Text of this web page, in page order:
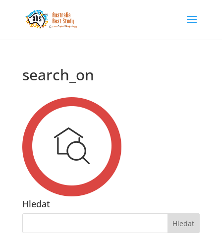
search_on
Hledat